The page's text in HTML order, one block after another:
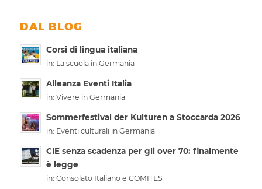
DAL BLOG
Corsi di lingua italiana
in: La scuola in Germania
Alleanza Eventi Italia
in: Vivere in Germania
Sommerfestival der Kulturen a Stoccarda 2026
in: Eventi culturali in Germania
CIE senza scadenza per gli over 70: finalmente
è legge
in: Consolato Italiano e COMITES